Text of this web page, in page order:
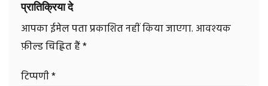
प्रातिक्रिया दे
आपका ईमेल पता प्रकाशित नहीं किया जाएगा. आवश्यक
फ़ील्ड चिह्नित हैं*
टिप्पणी*